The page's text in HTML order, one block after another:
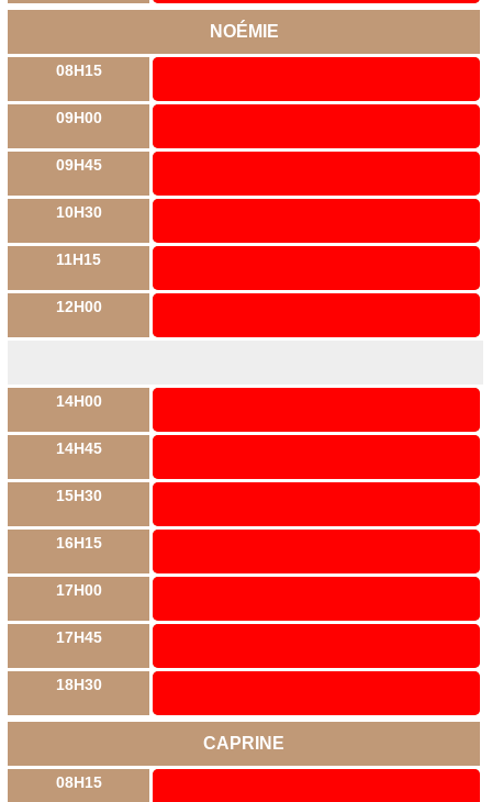
NOÉMIE
08H15
09H00
09H45
10H30
11H15
12H00
14H00
14H45
15H30
16H15
17H00
17H45
18H30
CAPRINE
08H15